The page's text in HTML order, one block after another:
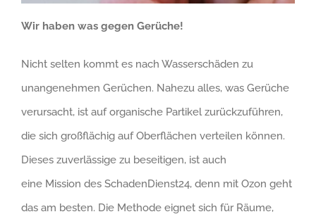
Wir haben was gegen Gerüche!
Nicht selten kommt es nach Wasserschäden zu
unangenehmen Gerüchen. Nahezu alles, was Gerüche
verursacht, ist auf organische Partikel zurückzuführen,
die sich großflächig auf Oberflächen verteilen können.
Dieses zuverlässige zu beseitigen, ist auch
eine Mission des SchadenDienst24, denn mit Ozon geht
das am besten. Die Methode eignet sich für Räume,